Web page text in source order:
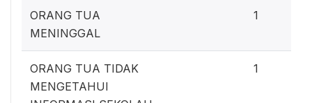
ORANG TUA
MENINGGAL
1
ORANG TUA TIDAK
MENGETAHUI
1